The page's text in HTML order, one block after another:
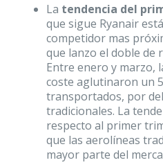
La tendencia del
que sigue Ryanair
competidor mas
que lanzo el doble de
Entre enero y marzo,
coste aglutinaron un
transportados, por
tradicionales. La
respecto al primer
que las aerolíneas
mayor parte del